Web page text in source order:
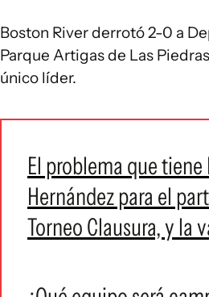
Boston River derrotó 2-0 a
Parque Artigas de Las
único líder.
El problema que
Hernández para el
Torneo Clausura, y la